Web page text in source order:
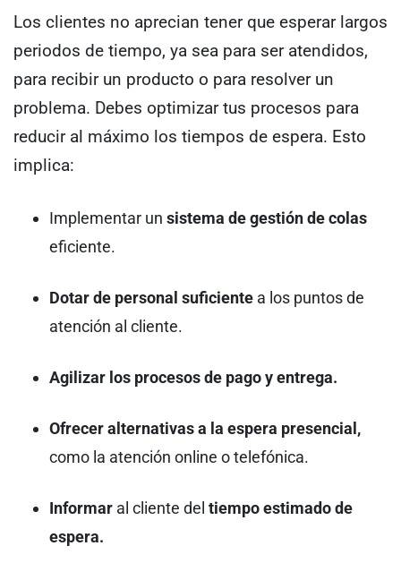
Los clientes no aprecian tener que esperar largos
periodos de tiempo, ya sea para ser atendidos,
para recibir un producto o para resolver un
problema. Debes optimizar tus procesos para
reducir al máximo los tiempos de espera. Esto
implica:
Implementar un sistema de gestión de colas
eficiente.
Dotar de personal suficiente a los puntos de
atención al cliente.
Agilizar los procesos de pago y entrega.
Ofrecer alternativas a la espera presencial,
como la atención online o telefónica.
Informar al cliente del tiempo estimado de
espera.